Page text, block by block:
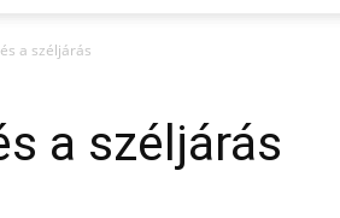
a széljárás
a széljárás